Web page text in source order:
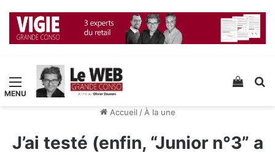
Menu Voir
Accueil / À la une
J’ai testé (enfin, “Junior n°3” a